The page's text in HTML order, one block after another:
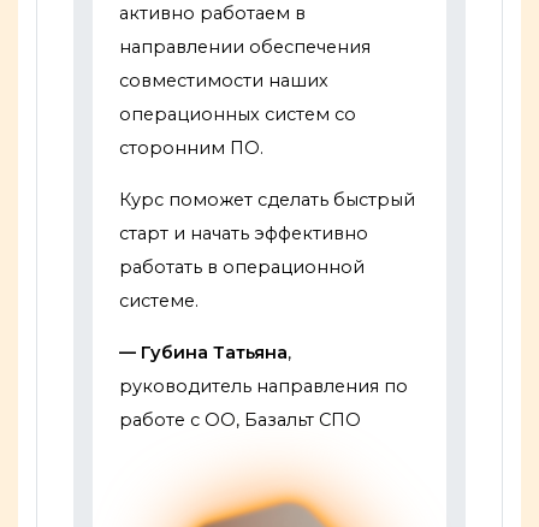
активно работаем в
направлении обеспечения
совместимости наших
операционных систем со
сторонним ПО.
Курс поможет сделать быстрый
старт и начать эффективно
работать в операционной
системе.
— Губина Татьяна,
руководитель направления по
работе с ОО, Базальт СПО